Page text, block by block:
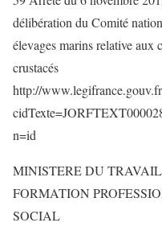
délibération du Comité
élevages marins relative aux
crustacés
http://
n=id
MINISTERE DU
FORMATION
SOCIAL